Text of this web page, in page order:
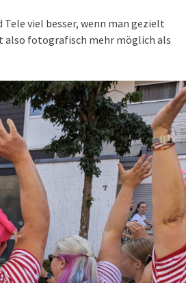
viel besser, wenn man gezielt
also fotografisch mehr möglich als